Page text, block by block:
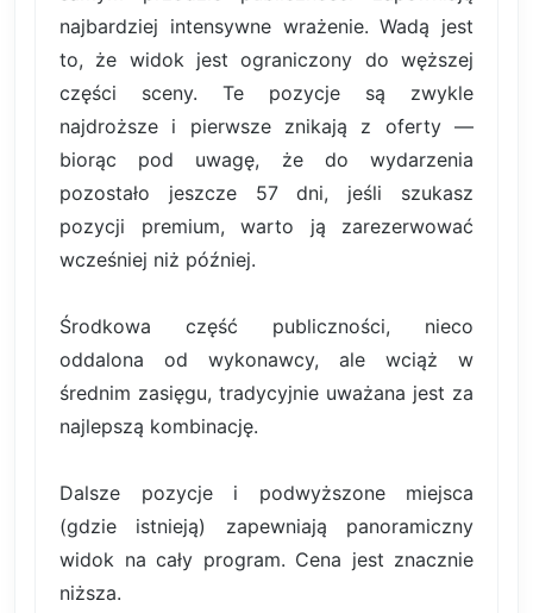
najbardziej intensywne wrażenie. Wadą jest
to, że widok jest ograniczony do węższej
części sceny. Te pozycje są zwykle
najdroższe i pierwsze znikają z oferty —
biorąc pod uwagę, że do wydarzenia
pozostało jeszcze 57 dni, jeśli szukasz
pozycji premium, warto ją zarezerwować
wcześniej niż później.
Środkowa część publiczności, nieco
oddalona od wykonawcy, ale wciąż w
średnim zasięgu, tradycyjnie uważana jest za
najlepszą kombinację.
Dalsze pozycje i podwyższone miejsca
(gdzie istnieją) zapewniają panoramiczny
widok na cały program. Cena jest znacznie
niższa.